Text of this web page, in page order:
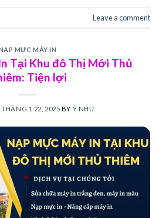
Leave a comment
MỰC MÁY IN
Tại Khu đô Thị Mới Thủ
Tiện lợi
THÁNG 1 22, 2025 BY Ý NHƯ